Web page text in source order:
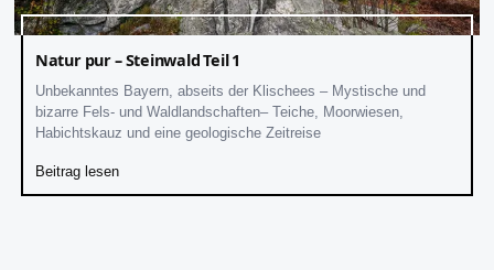
Natur pur – Steinwald Teil 1
Unbekanntes Bayern, abseits der Klischees – Mystische und
bizarre Fels- und Waldlandschaften– Teiche, Moorwiesen,
Habichtskauz und eine geologische Zeitreise
Beitrag lesen